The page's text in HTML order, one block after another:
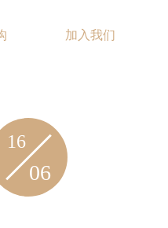
加入我们
16
06